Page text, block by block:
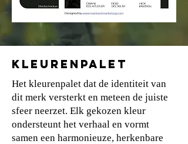
KLEURENPALET
Het kleurenpalet dat de identiteit van
dit merk versterkt en meteen de juiste
sfeer neerzet. Elk gekozen kleur
ondersteunt het verhaal en vormt
samen een harmonieuze, herkenbare